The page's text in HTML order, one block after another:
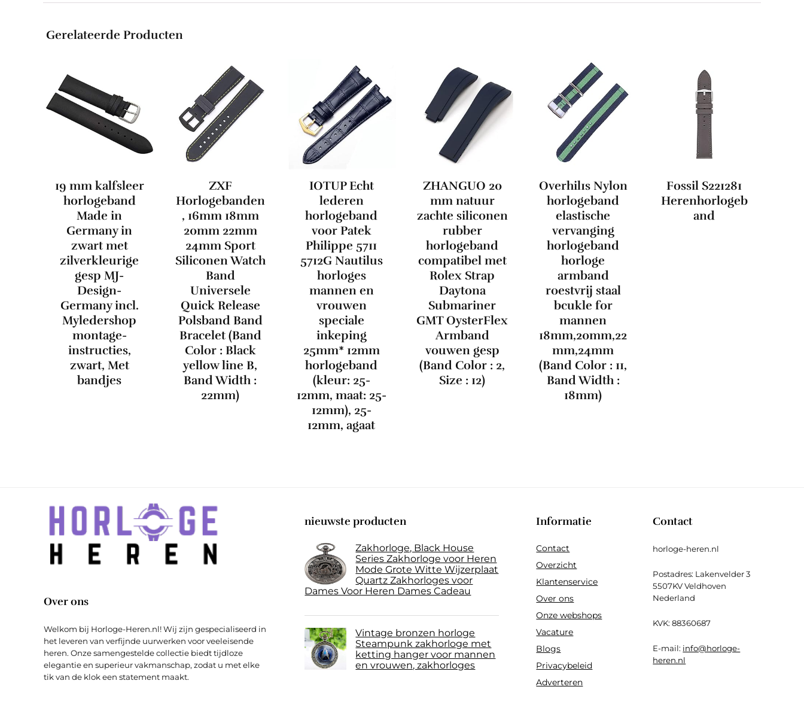
Gerelateerde Producten
19 mm kalfsleer
horlogeband
Made in
Germany in
zwart met
zilverkleurige
gesp MJ-
Design-
Germany incl.
Myledershop
montage-
instructies,
zwart, Met
bandjes
ZXF
Horlogebanden
, 16mm 18mm
20mm 22mm
24mm Sport
Siliconen Watch
Band
Universele
Quick Release
Polsband Band
Bracelet (Band
Color : Black
yellow line B,
Band Width :
22mm)
IOTUP Echt
lederen
horlogeband
voor Patek
Philippe 5711
5712G Nautilus
horloges
mannen en
vrouwen
speciale
inkeping
25mm* 12mm
horlogeband
(kleur: 25-
12mm, maat: 25-
12mm), 25-
12mm, agaat
ZHANGUO 20
mm natuur
zachte siliconen
rubber
horlogeband
compatibel met
Rolex Strap
Daytona
Submariner
GMT OysterFlex
Armband
vouwen gesp
(Band Color : 2,
Size : 12)
Overhil1s Nylon
horlogeband
elastische
vervanging
horlogeband
horloge
armband
roestvrij staal
bcukle for
mannen
18mm,20mm,22
mm,24mm
(Band Color : 11,
Band Width :
18mm)
Fossil S221281
Herenhorlogeb
and
Over ons
Welkom bij Horloge-Heren.nl! Wij zijn gespecialiseerd in
het leveren van verfijnde uurwerken voor veeleisende
heren. Onze samengestelde collectie biedt tijdloze
elegantie en superieur vakmanschap, zodat u met elke
tik van de klok een statement maakt.
nieuwste producten
Zakhorloge, Black House
Series Zakhorloge voor Heren
Mode Grote Witte Wijzerplaat
Quartz Zakhorloges voor
Dames Voor Heren Dames Cadeau
Vintage bronzen horloge
Steampunk zakhorloge met
ketting hanger voor mannen
en vrouwen, zakhorloges
Informatie
Contact
Overzicht
Klantenservice
Over ons
Onze webshops
Vacature
Blogs
Privacybeleid
Adverteren
Contact
horloge-heren.nl
Postadres: Lakenvelder 3
5507KV Veldhoven
Nederland
KVK: 88360687
E-mail: info@horloge-
heren.nl